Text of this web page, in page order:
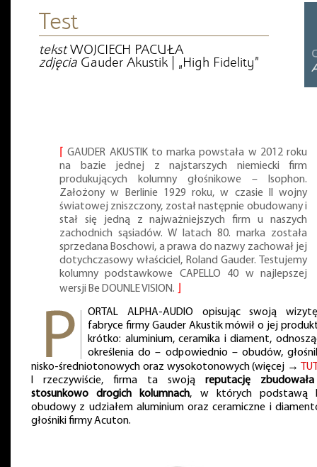
Test
tekstWOJCIECH PACUŁA
zdjęcia Gauder Akustik | „High Fidelity”
⌈GAUDER AKUSTIK to marka powstała w 2012 roku
na bazie jednej z najstarszych niemiecki firm
produkujących kolumny głośnikowe – Isophon.
Założony w Berlinie 1929 roku, w czasie II wojny
światowej zniszczony, został następnie obudowany i
stał się jedną z najważniejszych firm u naszych
zachodnich sąsiadów. W latach 80. marka została
sprzedana Boschowi, a prawa do nazwy zachował jej
dotychczasowy właściciel, Roland Gauder. Testujemy
kolumny podstawkowe CAPELLO 40 w najlepszej
wersji Be DOUNLE VISION.
ORTAL ALPHA-AUDIO opisując swoją
fabryce firmy Gauder Akustik mówił o jej
krótko: aluminium, ceramika i diament,
określenia do – odpowiednio – obudów,
nisko-średniotonowych oraz wysokotonowych (więcej →
I rzeczywiście, firma ta swoją reputację
stosunkowo drogich kolumnach, w których podstawą
obudowy z udziałem aluminium oraz ceramiczne i
głośniki firmy Acuton.